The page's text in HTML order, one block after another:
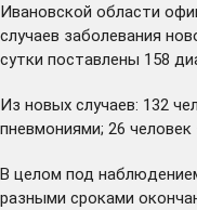
Ивановской области
случаев заболевания
сутки поставлены 158
Из новых случаев: 132
пневмониями; 26
В целом под
разными сроками